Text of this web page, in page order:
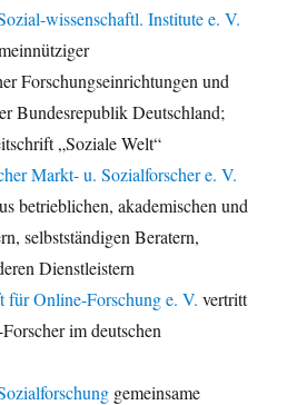
wissenschaftl. Institute e. V.
Forschungseinrichtungen und
Bundesrepublik Deutschland;
„Soziale Welt“
Markt- u. Sozialforscher e. V.
betrieblichen, akademischen und
selbstständigen Beratern,
Dienstleistern
für Online-Forschung e. V. vertritt
im deutschen
gemeinsame